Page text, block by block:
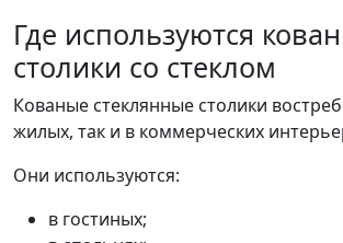
Где используются
столики со стеклом
Кованые стеклянные столики
жилых, так и в коммерческих
Они используются:
в гостиных;